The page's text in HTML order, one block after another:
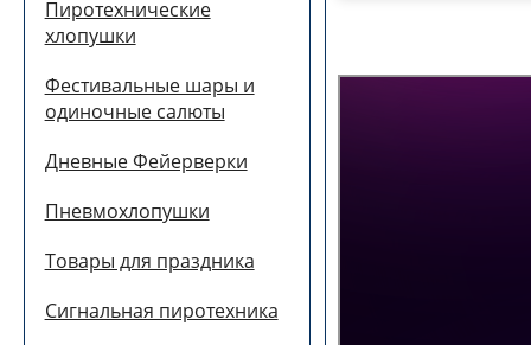
Пиротехнические
хлопушки
Фестивальные шары и
одиночные салюты
Дневные Фейерверки
Пневмохлопушки
Товары для праздника
Сигнальная пиротехника